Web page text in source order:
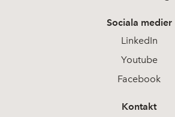
Sociala medier
LinkedIn
Youtube
Facebook
Kontakt